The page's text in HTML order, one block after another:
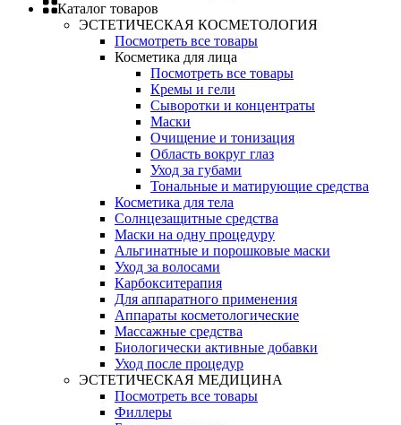
Каталог товаров
ЭСТЕТИЧЕСКАЯ КОСМЕТОЛОГИЯ
Посмотреть все товары
Косметика для лица
Посмотреть все товары
Кремы и гели
Сыворотки и концентраты
Маски
Очищение и тонизация
Область вокруг глаз
Уход за губами
Тональные и матирующие средства
Косметика для тела
Солнцезащитные средства
Маски на одну процедуру
Альгинатные и порошковые маски
Уход за волосами
Карбокситерапия
Для аппаратного применения
Аппараты косметологические
Массажные средства
Биологически активные добавки
Уход после процедур
ЭСТЕТИЧЕСКАЯ МЕДИЦИНА
Посмотреть все товары
Филлеры